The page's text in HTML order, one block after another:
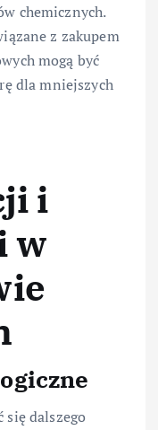
chemicznych.
z zakupem
mogą być
dla mniejszych
i
w
się dalszego